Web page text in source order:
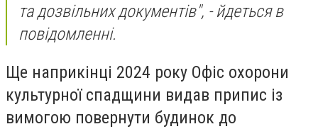
та дозвільних документів", - йдеться в
повідомленні.
Ще наприкінці 2024 року Офіс охорони
культурної спадщини видав припис із
вимогою повернути будинок до